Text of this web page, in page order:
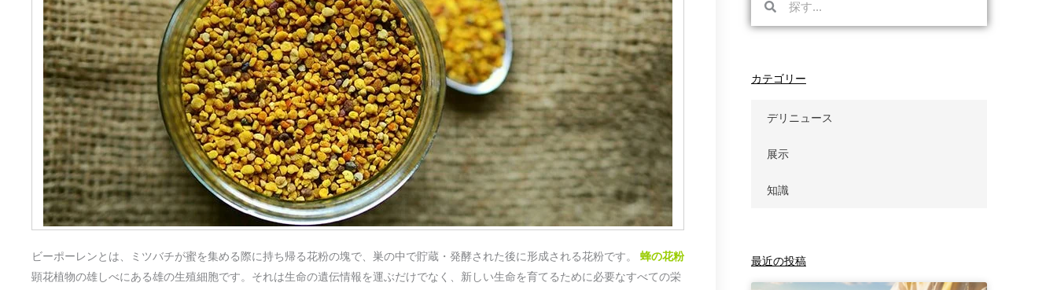
ビーポーレンとは、ミツバチが蜜を集める際に持ち帰る花粉の塊で、巣の中で貯蔵・発酵された後に形成される花粉です。 蜂の花粉
顕花植物の雄しべにある雄の生殖細胞です。それは生命の遺伝情報を運ぶだけでなく、新しい生命を育てるために必要なすべての栄
カテゴリー
デリニュース
展示
知識
最近の投稿